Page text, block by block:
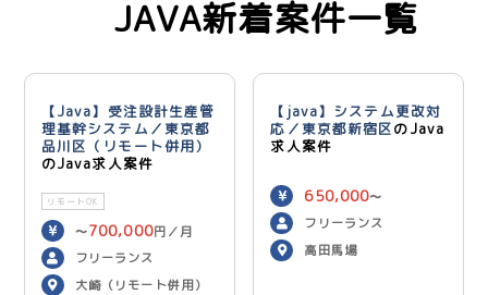
JAVA新着案件一覧
【Java】受注設計生産管
理基幹システム／東京都
品川区（リモート併用）
のJava求人案件
リモートOK
〜700,000円／月
フリーランス
大崎（リモート併用）
【java】システム更改対
応／東京都新宿区のJava
求人案件
650,000〜
750,000 円／月
フリーランス
高田馬場